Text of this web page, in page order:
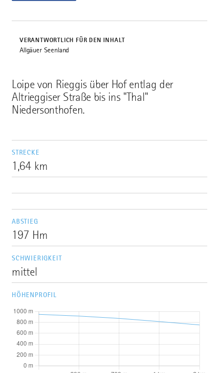
Loipe von Rieggis über Hof entlag der
Altrieggiser Straße bis ins "Thal"
Niedersonthofen.
STRECKE
1,64 km
ABSTIEG
197 Hm
SCHWIERIGKEIT
mittel
HÖHENPROFIL
VERANTWORTLICH FÜR DEN INHALT
Allgäuer Seenland